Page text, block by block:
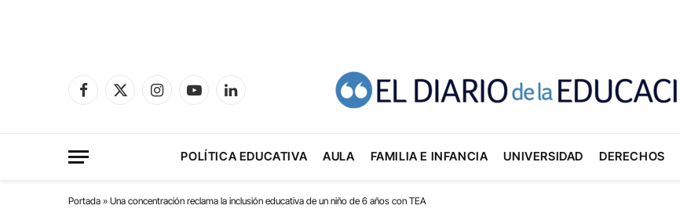
Facebook
X
InstagramYouTubeLinkedIn
POLÍTICA EDUCATIVA AULA FAMILIA E INFANCIA UNIVERSIDAD DERECHOS
Portada » Una concentración reclama la inclusión educativa de un niño de 6 años con TEA